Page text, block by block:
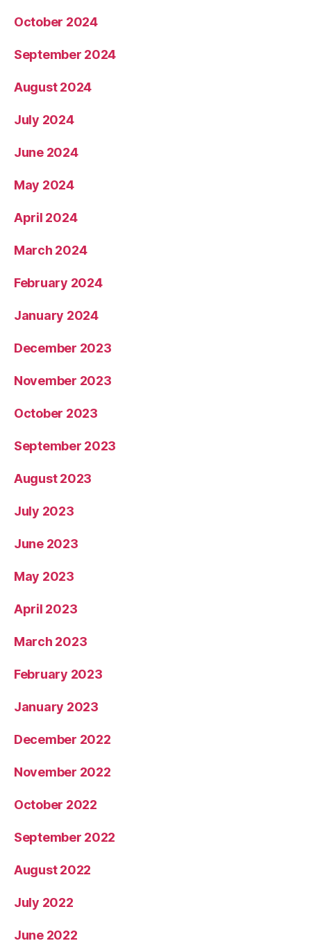
October 2024
September 2024
August 2024
July 2024
June 2024
May 2024
April 2024
March 2024
February 2024
January 2024
December 2023
November 2023
October 2023
September 2023
August 2023
July 2023
June 2023
May 2023
April 2023
March 2023
February 2023
January 2023
December 2022
November 2022
October 2022
September 2022
August 2022
July 2022
June 2022